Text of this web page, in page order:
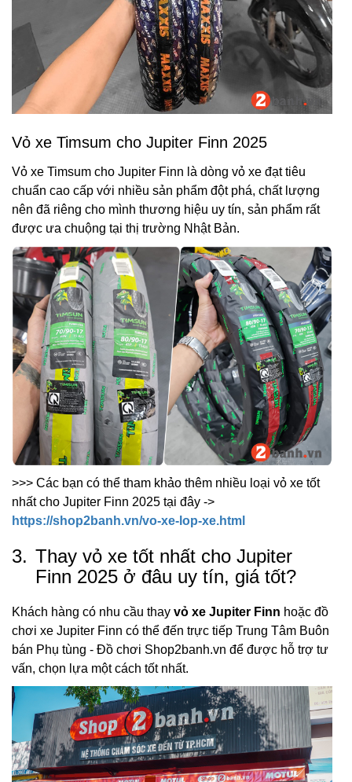
Vỏ xe Timsum cho Jupiter Finn 2025
Vỏ xe Timsum cho Jupiter Finn là dòng vỏ xe đạt tiêu
chuẩn cao cấp với nhiều sản phẩm đột phá, chất lượng
nên đã riêng cho mình thương hiệu uy tín, sản phẩm rất
được ưa chuộng tại thị trường Nhật Bản.
>>> Các bạn có thể tham khảo thêm nhiều loại vỏ xe tốt
nhất cho Jupiter Finn 2025 tại đây ->
https://shop2banh.vn/vo-xe-lop-xe.html
3. Thay vỏ xe tốt nhất cho Jupiter
Finn 2025 ở đâu uy tín, giá tốt?
Khách hàng có nhu cầu thay vỏ xe Jupiter Finn hoặc đồ
chơi xe Jupiter Finn có thể đến trực tiếp Trung Tâm Buôn
bán Phụ tùng - Đồ chơi Shop2banh.vn để được hỗ trợ tư
vấn, chọn lựa một cách tốt nhất.